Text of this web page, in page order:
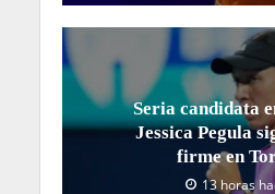
Seria candidata
Jessica Pegula
firme en
13 horas